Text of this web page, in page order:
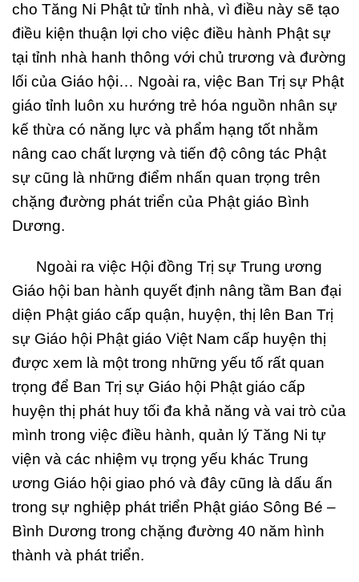
cho Tăng Ni Phật tử tỉnh nhà, vì điều này sẽ tạo
điều kiện thuận lợi cho việc điều hành Phật sự
tại tỉnh nhà hanh thông với chủ trương và đường
lối của Giáo hội… Ngoài ra, việc Ban Trị sự Phật
giáo tỉnh luôn xu hướng trẻ hóa nguồn nhân sự
kế thừa có năng lực và phẩm hạng tốt nhằm
nâng cao chất lượng và tiến độ công tác Phật
sự cũng là những điểm nhấn quan trọng trên
chặng đường phát triển của Phật giáo Bình
Dương.
Ngoài ra việc Hội đồng Trị sự Trung ương
Giáo hội ban hành quyết định nâng tầm Ban đại
diện Phật giáo cấp quận, huyện, thị lên Ban Trị
sự Giáo hội Phật giáo Việt Nam cấp huyện thị
được xem là một trong những yếu tố rất quan
trọng để Ban Trị sự Giáo hội Phật giáo cấp
huyện thị phát huy tối đa khả năng và vai trò của
mình trong việc điều hành, quản lý Tăng Ni tự
viện và các nhiệm vụ trọng yếu khác Trung
ương Giáo hội giao phó và đây cũng là dấu ấn
trong sự nghiệp phát triển Phật giáo Sông Bé –
Bình Dương trong chặng đường 40 năm hình
thành và phát triển.